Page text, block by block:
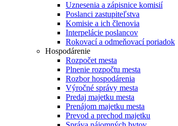
Uznesenia a zápisnice komisií
Poslanci zastupiteľstva
Komisie a ich členovia
Interpelácie poslancov
Rokovací a odmeňovací poriadok
Hospodárenie
Rozpočet mesta
Plnenie rozpočtu mesta
Rozbor hospodárenia
Výročné správy mesta
Predaj majetku mesta
Prenájom majetku mesta
Prevod a prechod majetku